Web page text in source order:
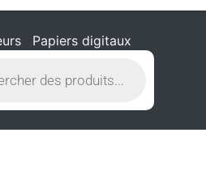
Papiers digitaux